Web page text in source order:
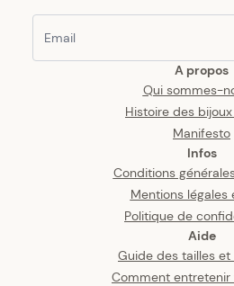
A propos
Qui sommes-
Histoire des
Manifesto
Infos
Conditions
Mentions légales
Politique de
Aide
Guide des tailles
Comment entretenir